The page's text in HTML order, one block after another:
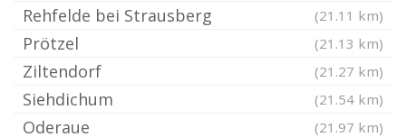
Rehfelde bei Strausberg (21.11 km)
Prötzel (21.13 km)
Ziltendorf (21.27 km)
Siehdichum (21.54 km)
Oderaue (21.97 km)